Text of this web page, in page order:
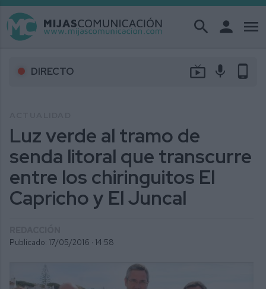
search person menu
DIRECTO live_tv mic phone_android
Luz verde al tramo de
senda litoral que transcurre
entre los chiringuitos El
Capricho y El Juncal
Publicado: 17/05/2016 · 14:58